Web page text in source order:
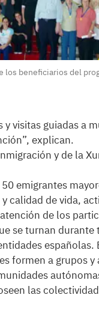
los beneficiarios del
visitas guiadas a
explican.
y de la
emigrantes
calidad de vida,
de los
se turnan durante
españolas.
formen a grupos y
las